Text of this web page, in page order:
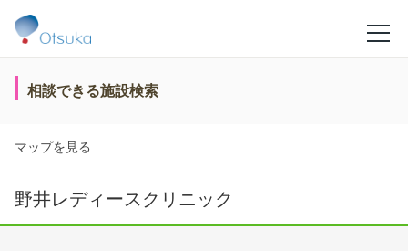
相談できる施設検索
マップを見る
野井レディースクリニック